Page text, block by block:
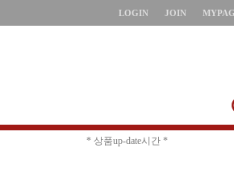
LOGIN JOIN
* 주문취소 제한 *